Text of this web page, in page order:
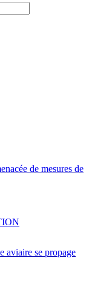
de mesures de
aviaire se propage